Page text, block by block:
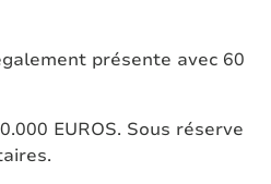
présente avec 60
EUROS. Sous réserve